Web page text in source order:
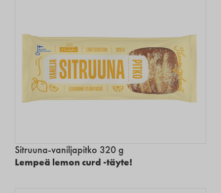
Sitruuna-vaniljapitko 320 g
Lempeä lemon curd -täyte!